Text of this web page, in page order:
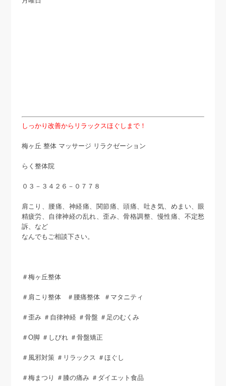
しっかり改善からリラックスほぐしまで！
梅ヶ丘 整体 マッサージ リラクゼーション
らく整体院
０３－３４２６－０７７８
肩こり、腰痛、神経痛、関節痛、頭痛、吐き気、めまい、眼
精疲労、自律神経の乱れ、歪み、骨格調整、慢性痛、不定愁
訴、など
なんでもご相談下さい。
＃梅ヶ丘整体
＃肩こり整体 ＃腰痛整体 ＃マタニティ
＃歪み ＃自律神経 ＃骨盤 ＃足のむくみ
＃O脚 ＃しびれ ＃骨盤矯正
＃風邪対策 ＃リラックス ＃ほぐし
＃梅まつり ＃膝の痛み ＃ダイエット食品